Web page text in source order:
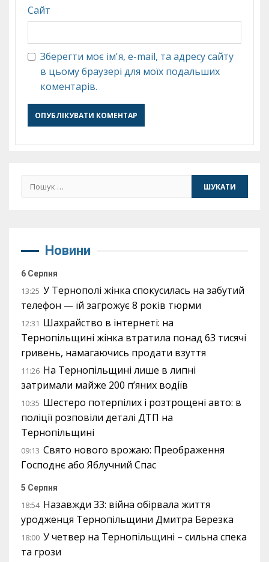
Сайт
Зберегти моє ім'я, e-mail, та адресу сайту
в цьому браузері для моїх подальших
коментарів.
Пошук:
Новини
6 Серпня
13:25 У Тернополі жінка спокусилась на забутий
телефон — їй загрожує 8 років тюрми
12:31 Шахрайство в інтернеті: на
Тернопільщині жінка втратила понад 63 тисячі
гривень, намагаючись продати взуття
11:26 На Тернопільщині лише в липні
затримали майже 200 п’яних водіїв
10:35 Шестеро потерпілих і розтрощені авто: в
поліції розповіли деталі ДТП на
Тернопільщині
09:13 Свято нового врожаю: Преображення
Господнє або Яблучний Спас
5 Серпня
18:54 Назавжди 33: війна обірвала життя
уродженця Тернопільщини Дмитра Березка
18:00 У четвер на Тернопільщині – сильна спека
та грози